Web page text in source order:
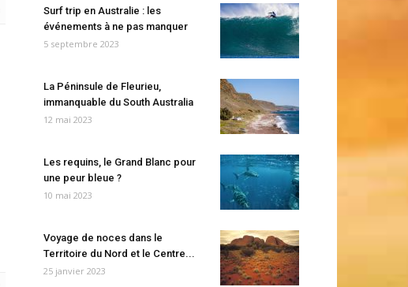
Surf trip en Australie : les
événements à ne pas manquer
5 septembre 2023
La Péninsule de Fleurieu,
immanquable du South Australia
12 mai 2023
Les requins, le Grand Blanc pour
une peur bleue ?
10 mai 2023
Voyage de noces dans le
Territoire du Nord et le Centre...
25 janvier 2023